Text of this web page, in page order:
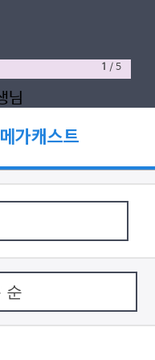
1 /5
메가캐스트